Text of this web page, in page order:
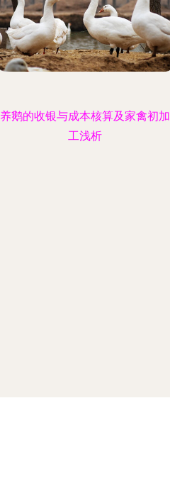
养鹅的收银与成本核算及家禽初加
工浅析